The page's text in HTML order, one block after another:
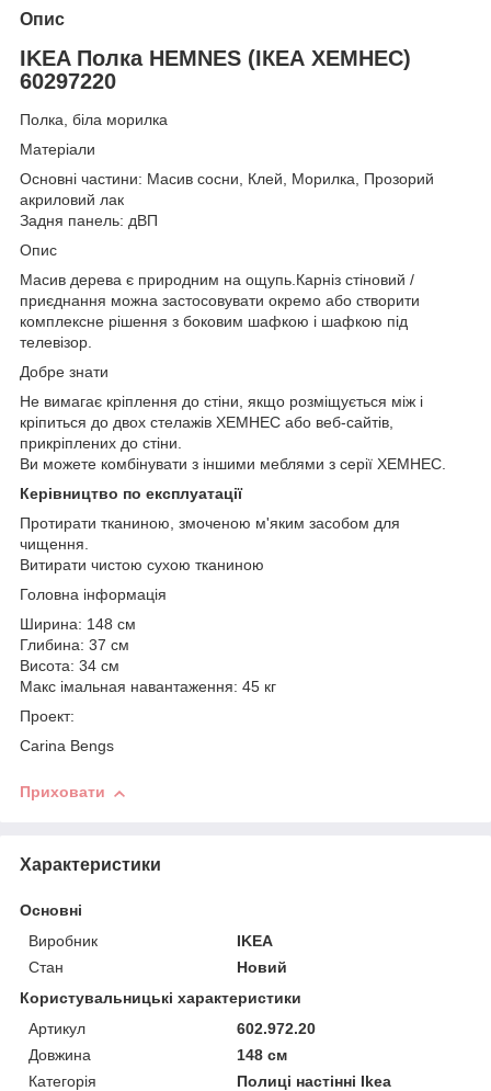
Опис
IKEA Полка HEMNES (ІКЕА ХЕМНЕС)
60297220
Полка, біла морилка
Матеріали
Основні частини: Масив сосни, Клей, Морилка, Прозорий
акриловий лак
Задня панель: дВП
Опис
Масив дерева є природним на ощупь.Карніз стіновий /
приєднання можна застосовувати окремо або створити
комплексне рішення з боковим шафкою і шафкою під
телевізор.
Добре знати
Не вимагає кріплення до стіни, якщо розміщується між і
кріпиться до двох стелажів ХЕМНЕС або веб-сайтів,
прикріплених до стіни.
Ви можете комбінувати з іншими меблями з серії ХЕМНЕС.
Керівництво по експлуатації
Протирати тканиною, змоченою м'яким засобом для
чищення.
Витирати чистою сухою тканиною
Головна інформація
Ширина: 148 см
Глибина: 37 см
Висота: 34 см
Макс імальная навантаження: 45 кг
Проект:
Carina Bengs
Приховати
Характеристики
Основні
Виробник
IKEA
Стан
Новий
Користувальницькі характеристики
Артикул
602.972.20
Довжина
148 см
Категорія
Полиці настінні Ikea